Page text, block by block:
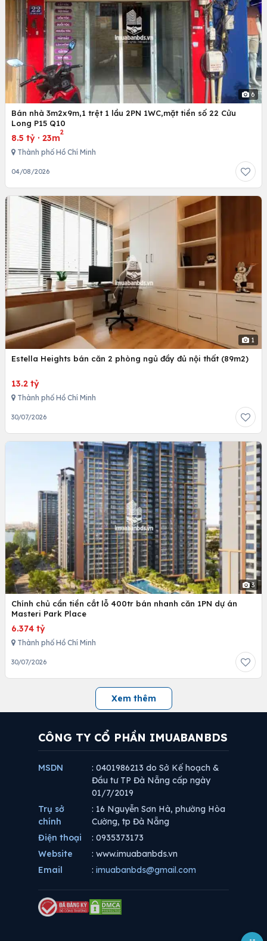
6
Bán nhà 3m2x9m,1 trệt 1 lầu 2PN 1WC,mặt tiền số 22 Cửu
Long P15 Q10
8.5 tỷ · 23m
2
Thành phố Hồ Chí Minh
04/08/2026
1
Estella Heights bán căn 2 phòng ngủ đầy đủ nội thất (89m2)
13.2 tỷ
Thành phố Hồ Chí Minh
30/07/2026
3
Chính chủ cần tiền cắt lỗ 400tr bán nhanh căn 1PN dự án
Masteri Park Place
6.374 tỷ
Thành phố Hồ Chí Minh
30/07/2026
Xem thêm
CÔNG TY CỔ PHẦN IMUABANBDS
MSDN
: 0401986213 do Sở Kế hoạch &
Đầu tư TP Đà Nẵng cấp ngày
01/7/2019
Trụ sở
chính
: 16 Nguyễn Sơn Hà, phường Hòa
Cường, tp Đà Nẵng
Điện thoại
: 0935373173
Website
: www.imuabanbds.vn
Email
: imuabanbds@gmail.com